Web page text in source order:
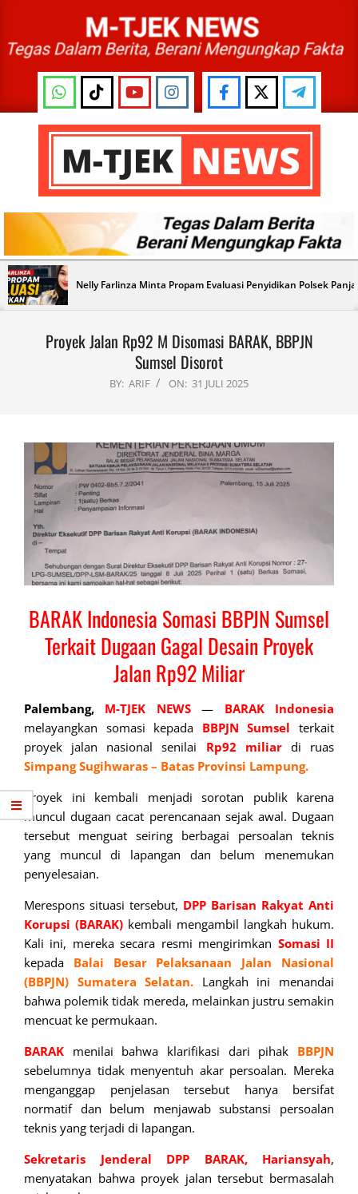
content
M-
TJEK
NEWS
Primary
Navigation
Menu
Nelly Farlinza Minta Propam Evaluasi Penyidikan Polsek
Proyek Jalan Rp92 M Disomasi BARAK, BBPJN
Sumsel Disorot
BY: ARIF ON: 31 JULI 2025
BARAK Indonesia Somasi BBPJN Sumsel
Terkait Dugaan Gagal Desain Proyek
Jalan Rp92 Miliar
Palembang, M-TJEK NEWS— BARAK
Indonesia
melayangkan somasi kepada BBPJN Sumsel terkait
proyek jalan nasional senilai Rp92 miliardi ruas
Simpang Sugihwaras – Batas Provinsi Lampung.
Proyek ini kembali menjadi sorotan publik karena
muncul dugaan cacat perencanaan sejak awal. Dugaan
tersebut menguat seiring berbagai persoalan teknis
yang muncul di lapangan dan belum menemukan
penyelesaian.
Merespons situasi tersebut, DPP Barisan Rakyat Anti
Korupsi (BARAK) kembali mengambil langkah hukum.
Kali ini, mereka secara resmi mengirimkan Somasi II
kepada Balai Besar Pelaksanaan Jalan Nasional
(BBPJN) Sumatera Selatan. Langkah ini menandai
bahwa polemik tidak mereda, melainkan justru semakin
mencuat ke permukaan.
BARAK menilai bahwa klarifikasi dari pihak BBPJN
sebelumnya tidak menyentuh akar persoalan. Mereka
menganggap penjelasan tersebut hanya bersifat
normatif dan belum menjawab substansi persoalan
teknis yang terjadi di lapangan.
Sekretaris Jenderal DPP BARAK, Hariansyah,
menyatakan bahwa proyek jalan tersebut bermasalah